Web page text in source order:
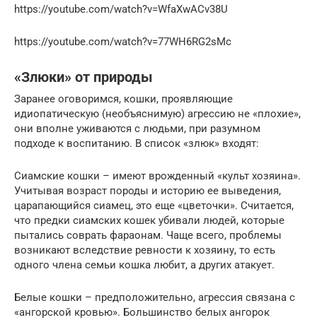
https://youtube.com/watch?v=WfaXwACv38U
https://youtube.com/watch?v=77WH6RG2sMc
«Злюки» от природы
Заранее оговоримся, кошки, проявляющие
идиопатическую (необъяснимую) агрессию не «плохие»,
они вполне уживаются с людьми, при разумном
подходе к воспитанию. В список «злюк» входят:
Сиамские кошки – имеют врожденный «культ хозяина».
Учитывая возраст породы и историю ее выведения,
царапающийся сиамец, это еще «цветочки». Считается,
что предки сиамских кошек убивали людей, которые
пытались соврать фараонам. Чаще всего, проблемы
возникают вследствие ревности к хозяину, то есть
одного члена семьи кошка любит, а других атакует.
Белые кошки – предположительно, агрессия связана с
«ангорской кровью». Большинство белых ангорок